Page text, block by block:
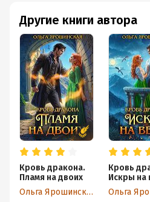
Другие книги автора
Кровь дракона.
Пламя на двоих
Ольга Ярошинская
Кровь
Искры на